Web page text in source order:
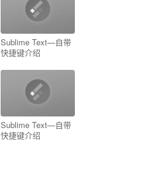
Sublime Text—自带
快捷键介绍
Sublime Text—自带
快捷键介绍